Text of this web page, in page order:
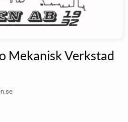
Mekanisk Verkstad